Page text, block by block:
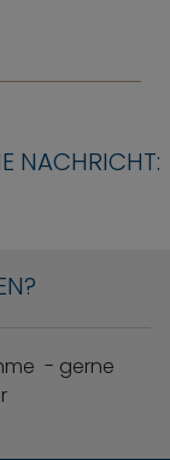
NACHRICHT:
- gerne